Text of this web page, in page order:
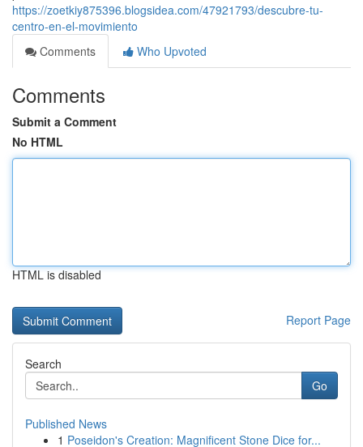
https://zoetkiy875396.blogsidea.com/47921793/descubre-tu-
centro-en-el-movimiento
Comments
Who Upvoted
Comments
Submit a Comment
No HTML
HTML is disabled
Report Page
Search
Go
Published News
1 Poseidon's Creation: Magnificent Stone Dice for...